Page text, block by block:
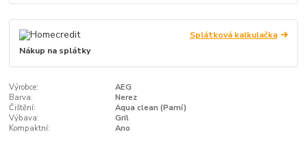
Splátková kalkulačka
Nákup na splátky
Výrobce:
AEG
Barva:
Nerez
Čištění:
Aqua clean (Parní)
Výbava:
Gril
Kompaktní:
Ano